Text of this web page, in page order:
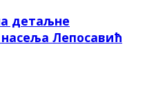
детаљне
Лепосавић